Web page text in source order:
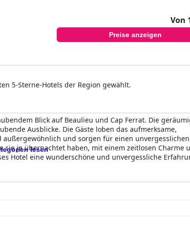
Von
Preise anzeigen
5-Sterne-Hotels der Region gewählt.
Blick auf Beaulieu und Cap Ferrat. Die
Ausblicke. Die Gäste loben das aufmerksame,
und sorgen für einen unvergesslichen
sie je übernachtet haben, mit einem zeitlosen Charme
Hotel eine wunderschöne und unvergessliche
lesen